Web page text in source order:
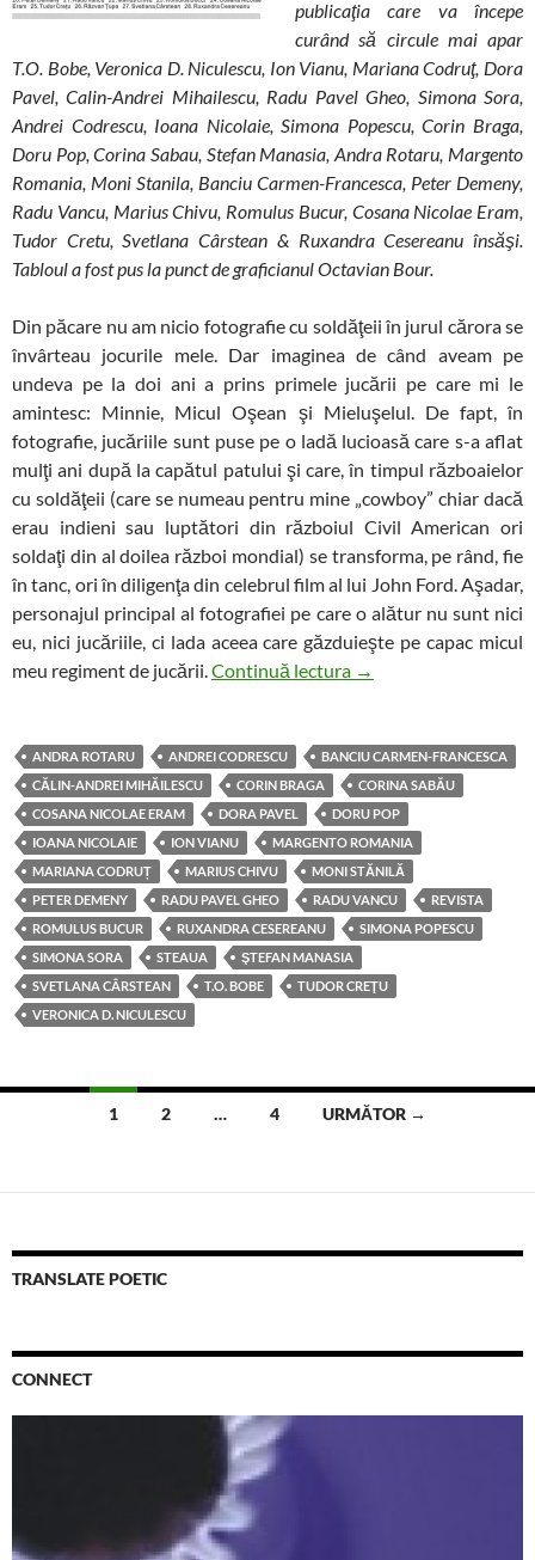
publicaţia care va începe
curând să circule mai apar
T.O. Bobe, Veronica D. Niculescu, Ion Vianu, Mariana Codruţ, Dora
Pavel, Calin-Andrei Mihailescu, Radu Pavel Gheo, Simona Sora,
Andrei Codrescu, Ioana Nicolaie, Simona Popescu, Corin Braga,
Doru Pop, Corina Sabau, Stefan Manasia, Andra Rotaru, Margento
Romania, Moni Stanila, Banciu Carmen-Francesca, Peter Demeny,
Radu Vancu, Marius Chivu, Romulus Bucur, Cosana Nicolae Eram,
Tudor Cretu, Svetlana Cârstean & Ruxandra Cesereanu însăşi.
Tabloul a fost pus la punct de graficianul Octavian Bour.
Din păcare nu am nicio fotografie cu soldăţeii în jurul cărora se
învârteau jocurile mele. Dar imaginea de când aveam pe
undeva pe la doi ani a prins primele jucării pe care mi le
amintesc: Minnie, Micul Oşean şi Mieluşelul. De fapt, în
fotografie, jucăriile sunt puse pe o ladă lucioasă care s-a aflat
mulţi ani după la capătul patului şi care, în timpul războaielor
cu soldăţeii (care se numeau pentru mine „cowboy” chiar dacă
erau indieni sau luptători din războiul Civil American ori
soldaţi din al doilea război mondial) se transforma, pe rând, fie
în tanc, ori în diligenţa din celebrul film al lui John Ford. Aşadar,
personajul principal al fotografiei pe care o alătur nu sunt nici
eu, nici jucăriile, ci lada aceea care găzduieşte pe capac micul
meu regiment de jucării.Continuă lectura Armata cu care am
→
ANDRA ROTARU ANDREI CODRESCU
BANCIU CARMEN-FRANCESCA
CĂLIN-ANDREI MIHĂILESCU
CORIN BRAGA
CORINA SABĂU
COSANA NICOLAE ERAM
DORA PAVEL
DORU POP
IOANA NICOLAIE
ION VIANU
MARGENTO ROMANIA
MARIANA CODRUȚ
MARIUS CHIVU
MONI STĂNILĂ
PETER DEMENY
RADU PAVEL GHEO RADU VANCU
REVISTA
ROMULUS BUCUR
RUXANDRA CESEREANU
SIMONA POPESCU
SIMONA SORA
STEAUA
ŞTEFAN MANASIA
SVETLANA CÂRSTEAN
T.O. BOBE
TUDOR CREŢU
VERONICA D. NICULESCU
Navigare
articole
1 2 … 4 URMĂTOR →
TRANSLATE POETIC
CONNECT